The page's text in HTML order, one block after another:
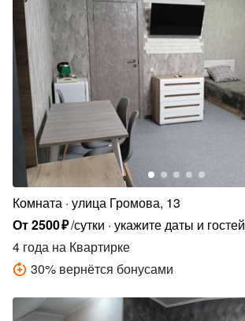
Комната улица Громова, 13
От2500₽/сутки укажите даты и гостей
4 года на Квартирке
30% вернётся бонусами